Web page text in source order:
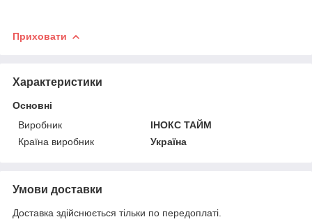
Приховати
Характеристики
Основні
Виробник
ІНОКС ТАЙМ
Країна виробник
Україна
Умови доставки
Доставка здійснюється тільки по передоплаті.